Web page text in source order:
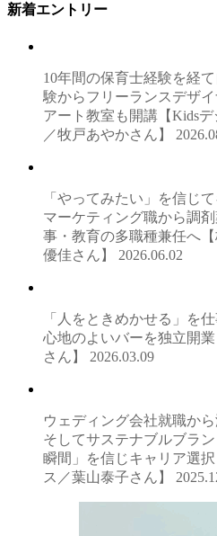
新着エントリー
10年間の保育士経験を経
験からフリーランスデザ
アート教室も開講【Kidsデ
／牧戸あやかさん】
「やってみたい」を信じ
マーケティング職から調
事・教育の多職種兼任へ
優佳さん】 2026.06.02
「人をときめかせる」を
心地のよいバーを独立開
さん】 2026.03.09
ウェディング会社就職か
そしてサステナブルブラ
瞬間」を信じキャリア選
ス／葉山泰子さん】